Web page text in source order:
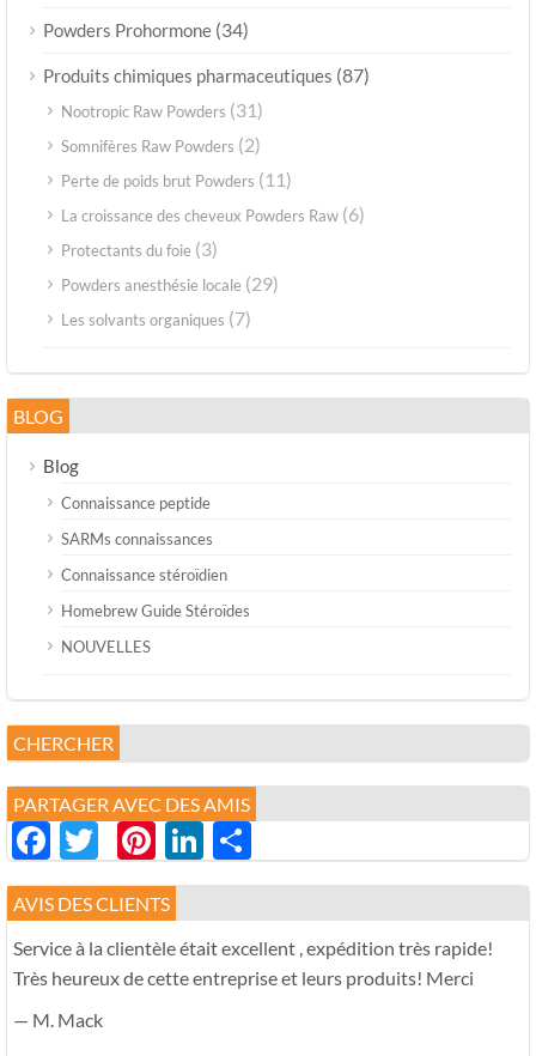
Powders Prohormone (34)
Produits chimiques pharmaceutiques (87)
Nootropic Raw Powders (31)
Somnifères Raw Powders (2)
Perte de poids brut Powders (11)
La croissance des cheveux Powders Raw (6)
Protectants du foie (3)
Powders anesthésie locale (29)
Les solvants organiques (7)
BLOG
Blog
Connaissance peptide
SARMs connaissances
Connaissance stéroïdien
Homebrew Guide Stéroïdes
NOUVELLES
CHERCHER
PARTAGER AVEC DES AMIS
Facebook
Twitter
Pinterest
LinkedIn
享
AVIS DES CLIENTS
Service à la clientèle était excellent , expédition très rapide!
Très heureux de cette entreprise et leurs produits! Merci
— M. Mack